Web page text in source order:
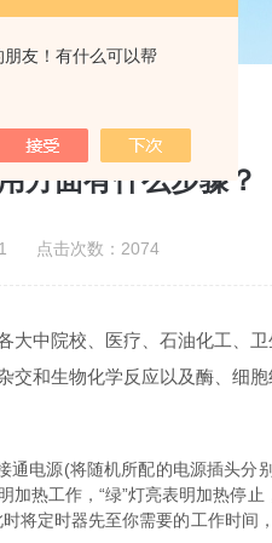
友！有什么可以帮
方面有什么步骤？
点击次数：2074
中院校、医疗、石油化工、
和生物化学反应以及酶、细
源(将随机所配的电源插头分
热工作，“绿”灯亮表明加热停
定时器先至你需要的工作时间